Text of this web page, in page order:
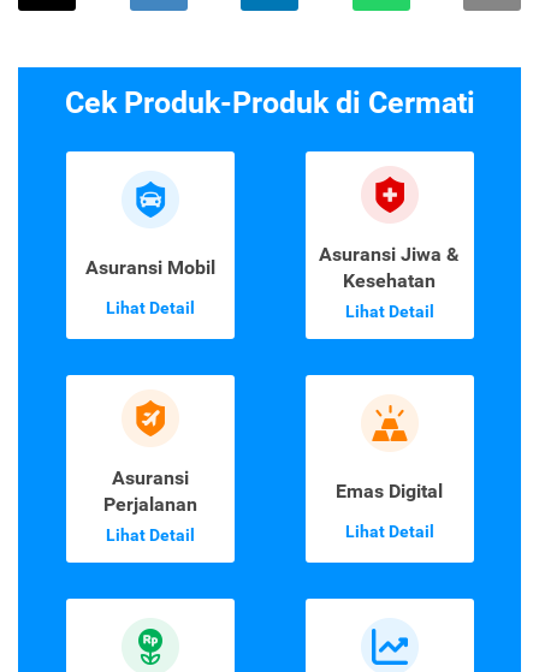
Cek Produk-Produk di Cermati
Asuransi Mobil
Lihat Detail
Asuransi Jiwa &
Kesehatan
Lihat Detail
Asuransi
Perjalanan
Lihat Detail
Emas Digital
Lihat Detail